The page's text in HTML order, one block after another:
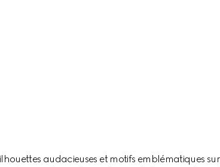
audacieuses et motifs emblématiques sur